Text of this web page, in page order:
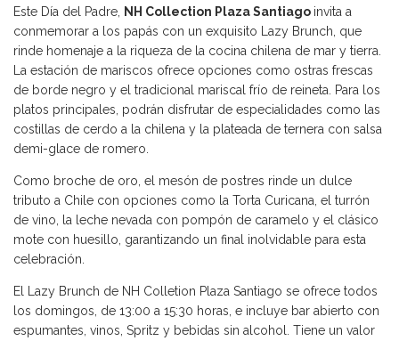
Este Día del Padre, NH Collection Plaza Santiago invita a
conmemorar a los papás con un exquisito Lazy Brunch, que
rinde homenaje a la riqueza de la cocina chilena de mar y tierra.
La estación de mariscos ofrece opciones como ostras frescas
de borde negro y el tradicional mariscal frío de reineta. Para los
platos principales, podrán disfrutar de especialidades como las
costillas de cerdo a la chilena y la plateada de ternera con salsa
demi-glace de romero.
Como broche de oro, el mesón de postres rinde un dulce
tributo a Chile con opciones como la Torta Curicana, el turrón
de vino, la leche nevada con pompón de caramelo y el clásico
mote con huesillo, garantizando un final inolvidable para esta
celebración.
El Lazy Brunch de NH Colletion Plaza Santiago se ofrece todos
los domingos, de 13:00 a 15:30 horas, e incluye bar abierto con
espumantes, vinos, Spritz y bebidas sin alcohol. Tiene un valor